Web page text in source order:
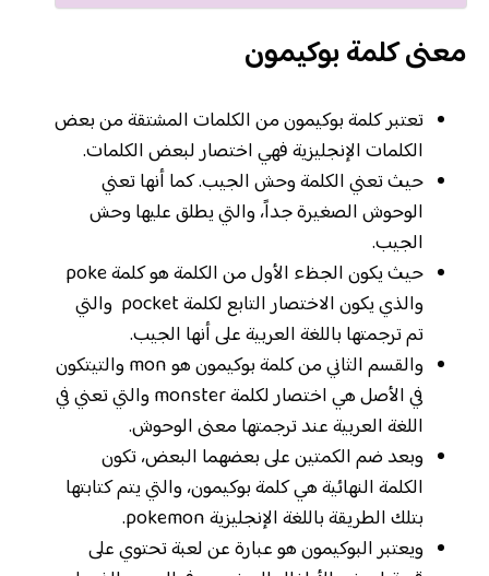
معنى كلمة بوكيمون
تعتبر كلمة بوكيمون من الكلمات المشتقة من بعض
الكلمات الإنجليزية فهي اختصار لبعض الكلمات.
حيث تعني الكلمة وحش الجيب. كما أنها تعني
الوحوش الصغيرة جداً، والتي يطلق عليها وحش
الجيب.
حيث يكون الجظء الأول من الكلمة هو كلمة poke
والذي يكون الاختصار التابع لكلمة pocket والتي
تم ترجمتها باللغة العربية على أنها الجيب.
والقسم الثاني من كلمة بوكيمون هو mon والتيتكون
في الأصل هي اختصار لكلمة monster والتي تعني في
اللغة العربية عند ترجمتها معنى الوحوش.
وبعد ضم الكمتين على بعضهما البعض، تكون
الكلمة النهائية هي كلمة بوكيمون، والتي يتم كتابتها
بتلك الطريقة باللغة الإنجليزية pokemon.
ويعتبر البوكيمون هو عبارة عن لعبة تحتوي على